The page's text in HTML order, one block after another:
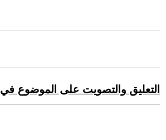
التعليق والتصويت على الموضوع